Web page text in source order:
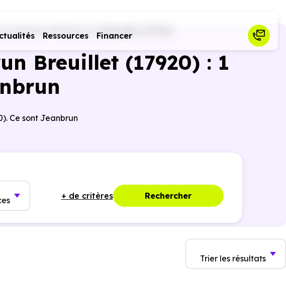
Ressources Financer
Charente-Maritime (17)
Breuillet (17920) : 1
Ce sont Jeanbrun
+ de critères Rechercher
Trier les résultats